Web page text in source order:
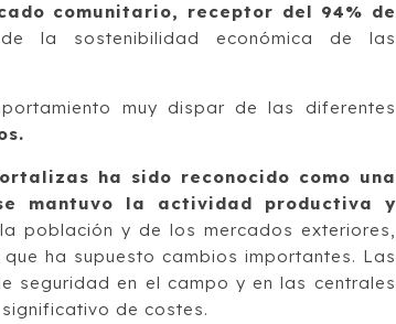
comunitario, receptor del 94% de
la sostenibilidad económica de las
muy dispar de las diferentes
ha sido reconocido como una
mantuvo la actividad productiva y
población y de los mercados exteriores,
ha supuesto cambios importantes. Las
seguridad en el campo y en las centrales
de costes.